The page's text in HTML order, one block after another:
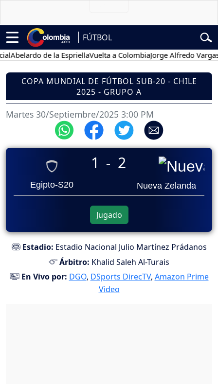
FÚTBOL
Abelardo de la EspriellaVuelta a ColombiaJorge Alfredo Vargas
COPA MUNDIAL DE FÚTBOL SUB-20 - CHILE
2025 - GRUPO A
Martes 30/Septiembre/2025 3:00 PM
Egipto-S20
1 _ 2
Nueva Zelanda
Jugado
Estadio: Estadio Nacional Julio Martínez Prádanos
Árbitro: Khalid Saleh Al-Turais
En Vivo por: DGO, DSports DirecTV, Amazon Prime
Video